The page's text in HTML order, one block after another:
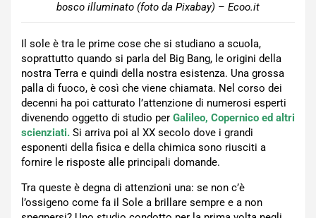
bosco illuminato (foto da Pixabay) – Ecoo.it
Il sole è tra le prime cose che si studiano a scuola,
soprattutto quando si parla del Big Bang, le origini della
nostra Terra e quindi della nostra esistenza. Una grossa
palla di fuoco, è così che viene chiamata. Nel corso dei
decenni ha poi catturato l’attenzione di numerosi esperti
divenendo oggetto di studio per Galileo, Copernico ed altri
scienziati. Si arriva poi al XX secolo dove i grandi
esponenti della fisica e della chimica sono riusciti a
fornire le risposte alle principali domande.
Tra queste è degna di attenzioni una: se non c’è
l’ossigeno come fa il Sole a brillare sempre e a non